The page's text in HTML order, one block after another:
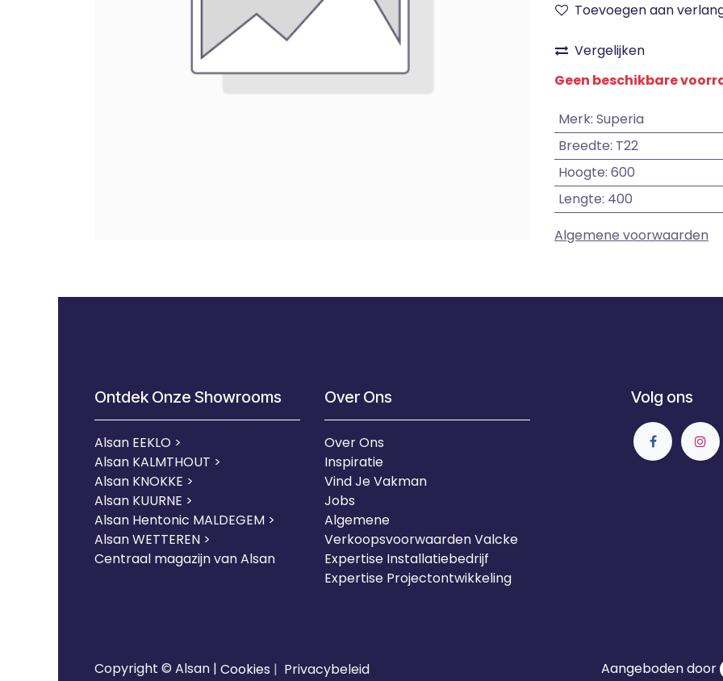
Toevoegen aan
Vergelijken
Geen beschikbare
Merk: Superia
Breedte: T22
Hoogte: 600
Lengte: 400
Algemene voorwaarden
Ontdek Onze Showrooms
Alsan EEKLO >
Alsan KALMTHOUT >
Alsan KNOKKE >
Alsan KUURNE >
Alsan Hentonic MALDEGEM >
Alsan WETTEREN >
Centraal magazijn van Alsan
Over Ons
Over Ons
Inspiratie
Vind Je Vakman
Jobs
Algemene
Verkoopsvoorwaarden Valcke
Expertise Installatiebedrijf
Expertise Projectontwikkeling
Volg ons
Copyright © Alsan | Cookies | Privacybeleid Aangeboden door